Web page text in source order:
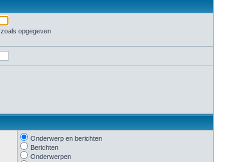
opgegeven
Onderwerp en berichten
Berichten
Onderwerpen